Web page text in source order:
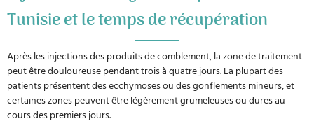
Tunisie et le temps de récupération
Après les injections des produits de comblement, la zone de traitement
peut être douloureuse pendant trois à quatre jours. La plupart des
patients présentent des ecchymoses ou des gonflements mineurs, et
certaines zones peuvent être légèrement grumeleuses ou dures au
cours des premiers jours.